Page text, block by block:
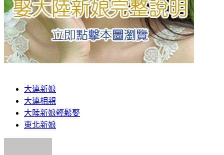
大連新娘
大連相親
大陸新娘輕鬆娶
東北新娘